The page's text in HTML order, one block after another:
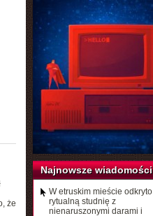
że
Najnowsze wiadomości
W etruskim mieście odkryto
rytualną studnię z
nienaruszonymi darami i